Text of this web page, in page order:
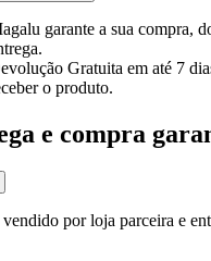
garante a sua compra,
Gratuita em até 7
o produto.
e compra
por loja parceira e